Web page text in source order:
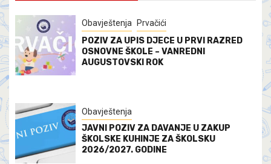
Obavještenja Prvačići
POZIV ZA UPIS DJECE U PRVI RAZRED
OSNOVNE ŠKOLE – VANREDNI
AUGUSTOVSKI ROK
Obavještenja
JAVNI POZIV ZA DAVANJE U ZAKUP
ŠKOLSKE KUHINJE ZA ŠKOLSKU
2026/2027. GODINE